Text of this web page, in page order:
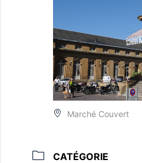
Marché Couvert
CATÉGORIE